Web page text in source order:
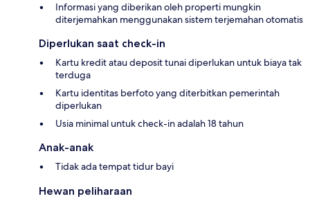
Informasi yang diberikan oleh properti mungkin
diterjemahkan menggunakan sistem terjemahan otomatis
Diperlukan saat check-in
Kartu kredit atau deposit tunai diperlukan untuk biaya tak
terduga
Kartu identitas berfoto yang diterbitkan pemerintah
diperlukan
Usia minimal untuk check-in adalah 18 tahun
Anak-anak
Tidak ada tempat tidur bayi
Hewan peliharaan